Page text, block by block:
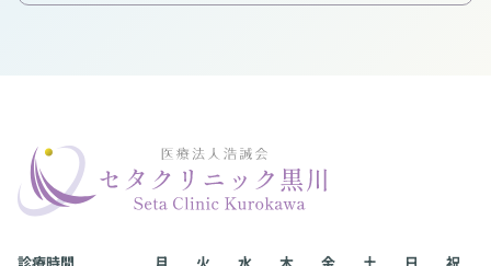
診療時間 月 火 水 木 金 土 日 祝